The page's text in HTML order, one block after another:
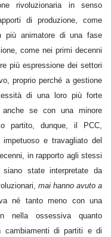
rivoluzionaria in senso
di produzione, come
più animatore di una fase
come nei primi decenni
più espressione dei settori
proprio perché a gestione
di una loro più forte
anche se con una minore
partito, dunque, il PCC,
e travagliato del
in rapporto agli stessi
state interpretate da
mai hanno avuto a
né tanto meno con una
nella ossessiva quanto
cambiamenti di partiti e di